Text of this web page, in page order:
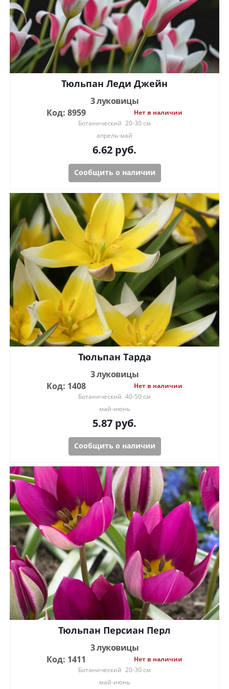
Тюльпан Леди Джейн
3 луковицы
Код: 8959
Нет в наличии
Ботанический 20-30 см
апрель-май
6.62 руб.
Сообщить о наличии
Тюльпан Тарда
3 луковицы
Код: 1408
Нет в наличии
Ботанический 40-50 см
май-июнь
5.87 руб.
Сообщить о наличии
Тюльпан Персиан Перл
3 луковицы
Код: 1411
Нет в наличии
Ботанический 20-30 см
май-июнь